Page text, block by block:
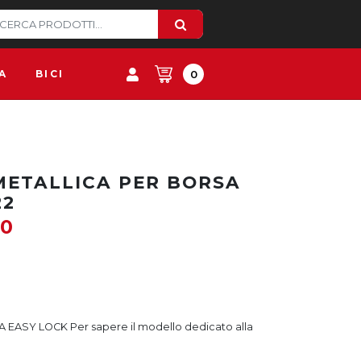
BICI 0
PER BORSA
EASY LOCK Per sapere il modello dedicato alla